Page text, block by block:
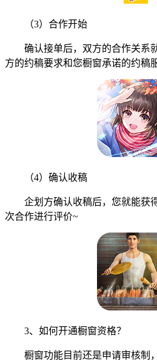
（3）合作开始
确认接单后，双方的合作关系就
方的约稿要求和您橱窗承诺的约稿
（4）确认收稿
企划方确认收稿后，您就能获
次合作进行评价~
3、如何开通橱窗资格？
橱窗功能目前还是申请审核制